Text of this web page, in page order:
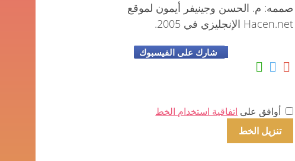
صممه: م. الحسن وجينيفر أيمون لموقع
Hacen.net الإنجليزي في 2005.
شارك على الفيسبوك
أوافق على اتفاقية استخدام الخط